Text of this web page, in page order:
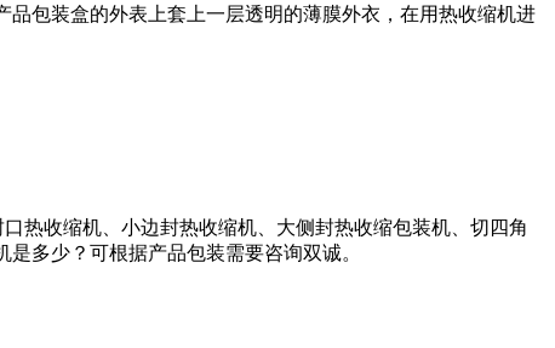
包装盒的外表上套上一层透明的薄膜外衣，在用热收缩机进
热收缩机、小边封热收缩机、大侧封热收缩包装机、切四角
多少？可根据产品包装需要咨询双诚。